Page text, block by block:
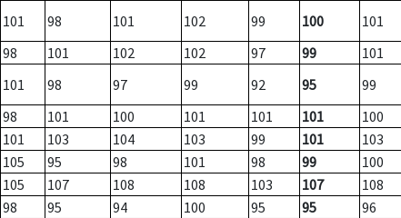
101 98 101 102 99 100
101
98 101 102 102 97 99
101
101 98 97 99 92 95
99
98 101 100 101 101 101
100
101 103 104 103 99 101
103
105 95 98 101 98 99
100
105 107 108 108 103 107
108
98 95 94 100 95 95
96